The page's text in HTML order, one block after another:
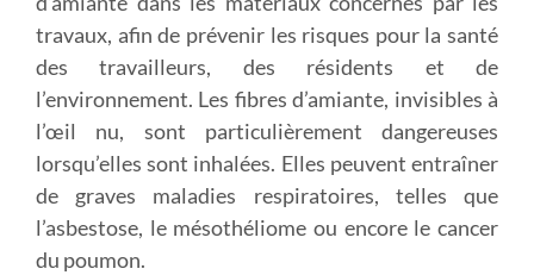
travaux, afin de prévenir les risques pour la santé
des travailleurs, des résidents et de
l’environnement. Les fibres d’amiante, invisibles à
l’œil nu, sont particulièrement dangereuses
lorsqu’elles sont inhalées. Elles peuvent entraîner
de graves maladies respiratoires, telles que
l’asbestose, le mésothéliome ou encore le cancer
du poumon.